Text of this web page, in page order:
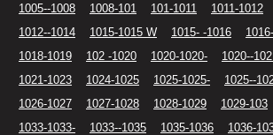
1005--1008
1008-101 101-1011 1011-1012
1012--1014
1015-1015 W 1015- -1016
1018-1019
102 -1020 1020-1020-
1020--
1021-1023
1024-1025 1025-1025-
1025--
1026-1027
1027-1028 1028-1029 1029-103
1033-1033-
1033--1035 1035-1036
1036-